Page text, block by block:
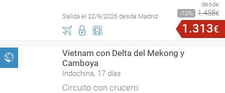
Salida el 22/9/2026 desde Madrid
desde
10
1.458€
1 .313€
Vietnam con Delta del Mekong y
Camboya
Indochina, 17 días
Circuito con crucero